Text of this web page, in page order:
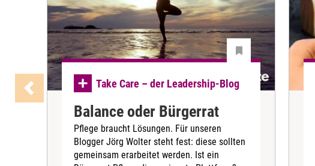
Take Care – der Leadership-Blog
Balance oder Bürgerrat
Pflege braucht Lösungen. Für unseren
Blogger Jörg Wolter steht fest: diese sollten
gemeinsam erarbeitet werden. Ist ein